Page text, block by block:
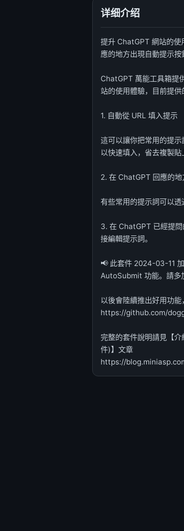
详细介绍
提升 ChatGPT 網站的使
應的地方出現自動提示按
ChatGPT 萬能工具箱提
站的使用體驗，目前提供
1. 自動從 URL 填入提示
這可以讓你把常用的提
以快速填入，省去複製貼
2. 在 ChatGPT 回應的
有些常用的提示詞可以透
3. 在 ChatGPT 已經提
接編輯提示詞。
📢 此套件 2024-03-11
AutoSubmit 功能。請多
以後會陸續推出好用功
https://github.com/
完整的套件說明請見【
件)】文章
https://